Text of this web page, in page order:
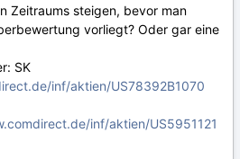
Zeitraums steigen, bevor man
vorliegt? Oder gar eine
SK
inf/aktien/US78392B1070
inf/aktien/US5951121